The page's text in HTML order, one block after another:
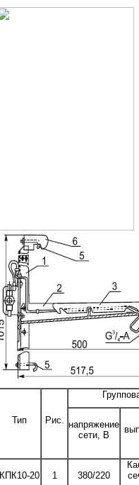
Тип Рис. напряжение
сети, В
КПК10-20 1 380/220